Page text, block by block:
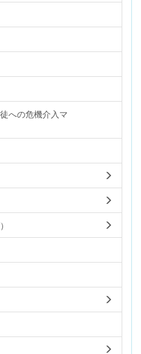
への危機介入マ